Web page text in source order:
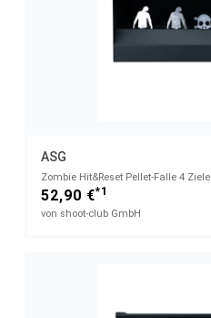
ASG
Zombie Hit&Reset Pellet-Falle 4 Ziele
52,90 €*1
von shoot-club GmbH